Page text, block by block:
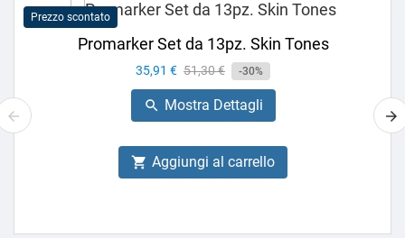
Prezzo scontato
Promarker Set da 13pz. Skin Tones
Prezzo
35,91 € Prezzo
base
51,30 € -30%
 Mostra Dettagli
 Aggiungi al carrello